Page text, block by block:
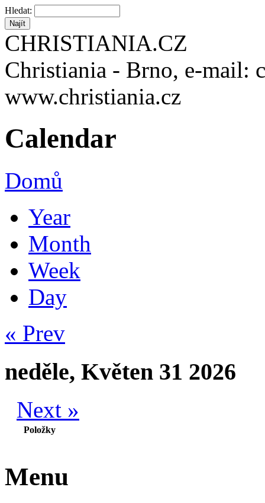
Hledat:
CHRISTIANIA.CZ
Christiania - Brno, e-mail:
www.christiania.cz
Calendar
Domů
Year
Month
Week
Day
« Prev
neděle, Květen 31 2026
Next »
Položky
Menu